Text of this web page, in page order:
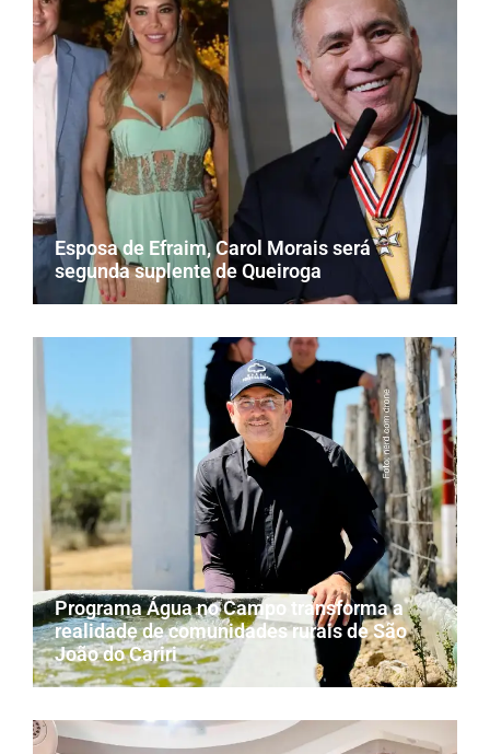
Esposa de Efraim, Carol Morais será
segunda suplente de Queiroga
Programa Água no Campo transforma a
realidade de comunidades rurais de São
João do Cariri